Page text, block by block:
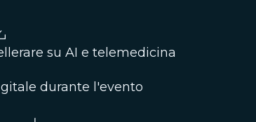
su AI e telemedicina
durante l'evento